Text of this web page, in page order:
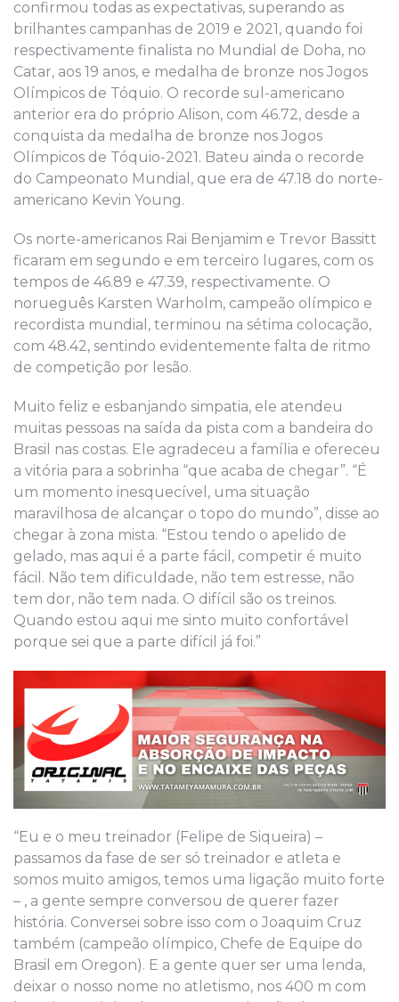
confirmou todas as expectativas, superando as
brilhantes campanhas de 2019 e 2021, quando foi
respectivamente finalista no Mundial de Doha, no
Catar, aos 19 anos, e medalha de bronze nos Jogos
Olímpicos de Tóquio. O recorde sul-americano
anterior era do próprio Alison, com 46.72, desde a
conquista da medalha de bronze nos Jogos
Olímpicos de Tóquio-2021. Bateu ainda o recorde
do Campeonato Mundial, que era de 47.18 do norte-
americano Kevin Young.
Os norte-americanos Rai Benjamim e Trevor Bassitt
ficaram em segundo e em terceiro lugares, com os
tempos de 46.89 e 47.39, respectivamente. O
norueguês Karsten Warholm, campeão olímpico e
recordista mundial, terminou na sétima colocação,
com 48.42, sentindo evidentemente falta de ritmo
de competição por lesão.
Muito feliz e esbanjando simpatia, ele atendeu
muitas pessoas na saída da pista com a bandeira do
Brasil nas costas. Ele agradeceu a família e ofereceu
a vitória para a sobrinha “que acaba de chegar”. “É
um momento inesquecível, uma situação
maravilhosa de alcançar o topo do mundo”, disse ao
chegar à zona mista. “Estou tendo o apelido de
gelado, mas aqui é a parte fácil, competir é muito
fácil. Não tem dificuldade, não tem estresse, não
tem dor, não tem nada. O difícil são os treinos.
Quando estou aqui me sinto muito confortável
porque sei que a parte difícil já foi.”
“Eu e o meu treinador (Felipe de Siqueira) –
passamos da fase de ser só treinador e atleta e
somos muito amigos, temos uma ligação muito forte
– , a gente sempre conversou de querer fazer
história. Conversei sobre isso com o Joaquim Cruz
também (campeão olímpico, Chefe de Equipe do
Brasil em Oregon). E a gente quer ser uma lenda,
deixar o nosso nome no atletismo, nos 400 m com